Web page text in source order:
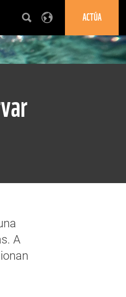
ACTÚA
A